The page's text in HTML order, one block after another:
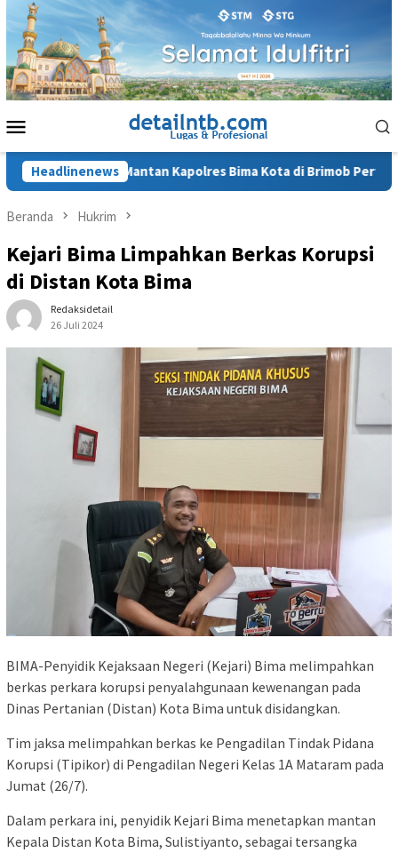
Loncat
konten
Mobile
Headlinenews
Mantan Kapolres Bima Kota di Brimob Pertimbangan
Beranda Hukrim
Kejari Bima Limpahkan Berkas Korupsi
di Distan Kota Bima
Redaksidetail
26 Juli 2024
BIMA-Penyidik Kejaksaan Negeri (Kejari) Bima melimpahkan
berkas perkara korupsi penyalahgunaan kewenangan pada
Dinas Pertanian (Distan) Kota Bima untuk disidangkan.
Tim jaksa melimpahkan berkas ke Pengadilan Tindak Pidana
Korupsi (Tipikor) di Pengadilan Negeri Kelas 1A Mataram pada
Jumat (26/7).
Dalam perkara ini, penyidik Kejari Bima menetapkan mantan
Kepala Distan Kota Bima, Sulistiyanto, sebagai tersangka